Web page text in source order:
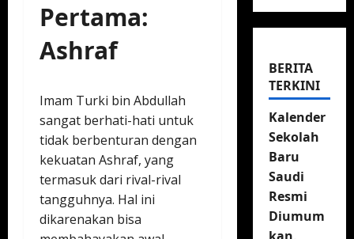
Pertama:
Ashraf
Imam Turki bin Abdullah
sangat berhati-hati untuk
tidak berbenturan dengan
kekuatan Ashraf, yang
termasuk dari rival-rival
tangguhnya. Hal ini
dikarenakan bisa
BERITA
TERKINI
Kalender
Sekolah
Baru
Saudi
Resmi
Diumum